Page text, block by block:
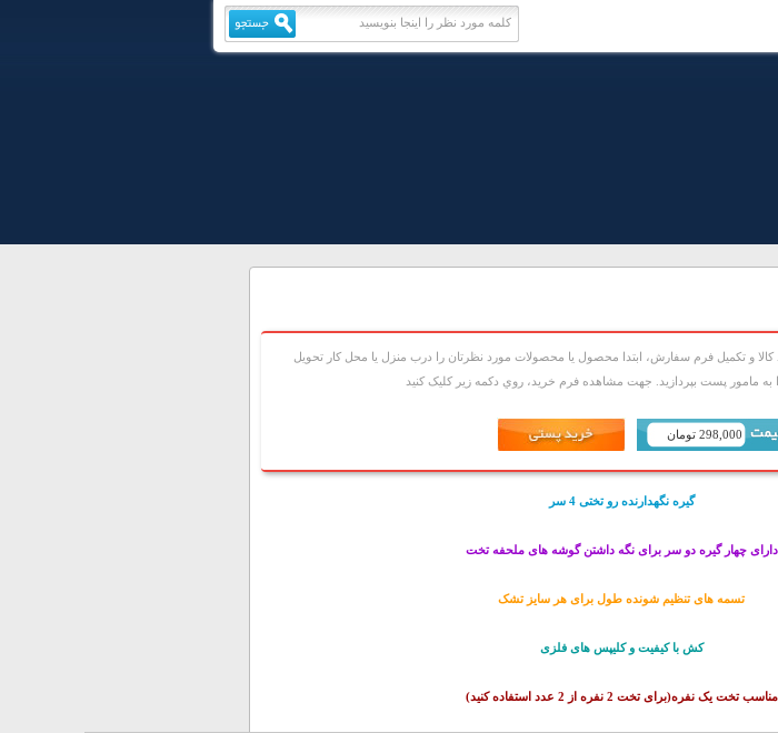
و تکميل فرم سفارش، ابتدا محصول يا محصولات مورد نظرتان را درب منزل يا محل کار تحويل
به مامور پست بپردازيد. جهت مشاهده فرم خريد، روي دکمه زير کليک کنيد
298,000 تومان
گیره نگهدارنده رو تختی 4 سر
دارای چهار گیره دو سر برای نگه داشتن گوشه های ملحفه تخت
تسمه های تنظیم شونده طول برای هر سایز تشک
کش با کیفیت و کلیپس های فلزی
مناسب تخت یک نفره(برای تخت 2 نفره از 2 عدد استفاده کنید)